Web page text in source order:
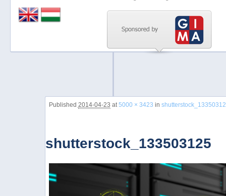
Image navigation
shutterstock_133503125
Published 2014-04-23 at5000 × 3423 in